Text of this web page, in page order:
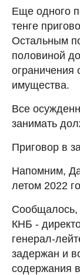
Еще одного
тенге
Остальным
половиной
ограничения
имущества.
Все
занимать
Приговор в
Напомним,
летом 2022
Сообщалось,
КНБ -
генерал-
задержан и
содержания